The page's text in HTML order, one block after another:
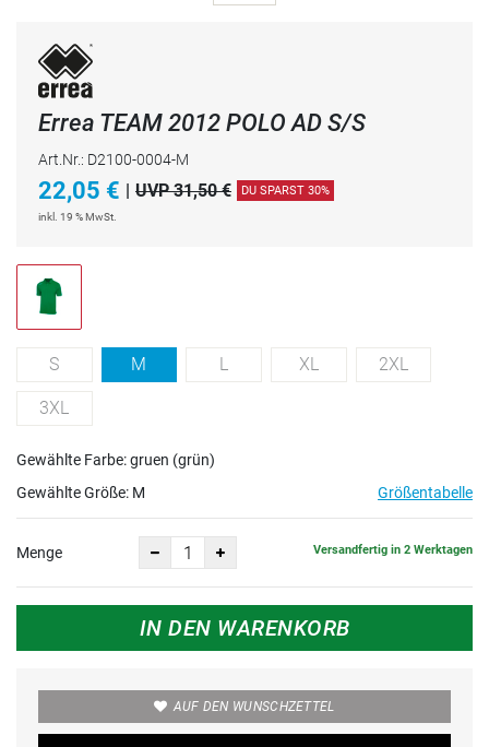
Errea TEAM 2012 POLO AD S/S
Art.Nr.: D2100-0004-M
22,05 € | UVP 31,50 € DU SPARST 30%
inkl. 19 % MwSt.
S M L XL 2XL
3XL
Gewählte Farbe: gruen (grün)
Gewählte Größe: M Größentabelle
Menge Versandfertig in 2 Werktagen
IN DEN WARENKORB
AUF DEN WUNSCHZETTEL